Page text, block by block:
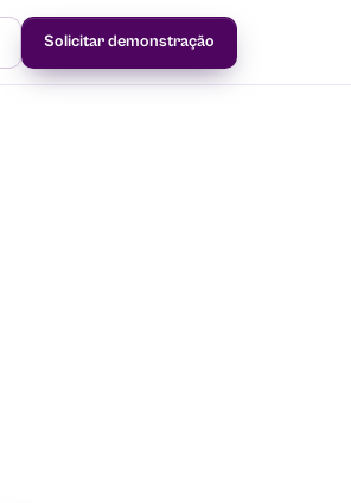
Solicitar demonstração